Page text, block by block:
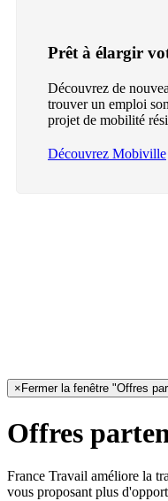
Prêt à élargir
Découvrez de
trouver un emploi
projet de mobilité
Découvrez Mobiville
× Fermer la fenêtre "Offres
Offres
France Travail améliore la
vous proposant plus